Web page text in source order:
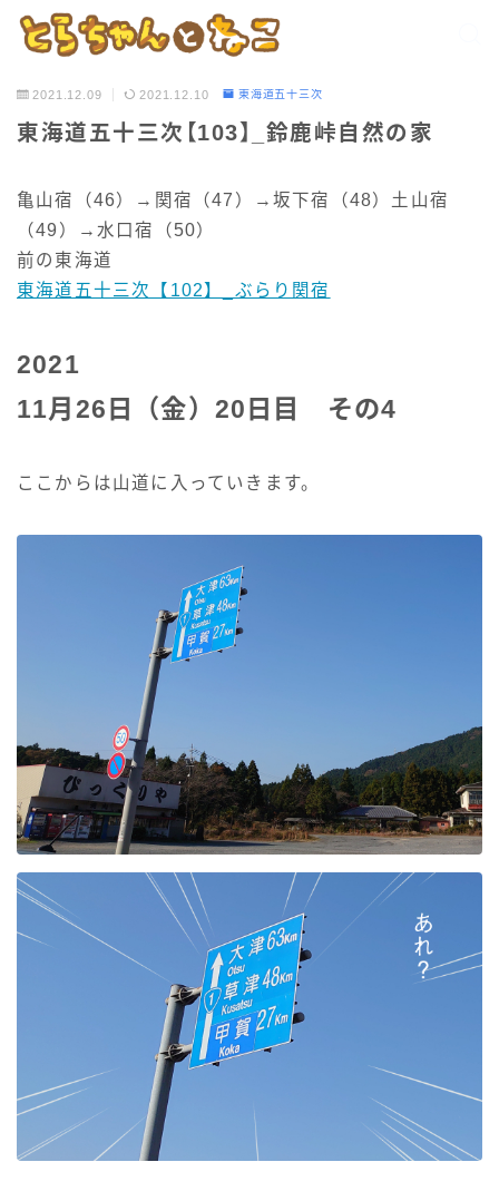
2021.12.09 2021.12.10 東海道五十三次
東海道五十三次【103】_鈴鹿峠自然の家
亀山宿（46）→関宿（47）→坂下宿（48）土山宿
（49）→水口宿（50）
前の東海道
東海道五十三次【102】_ぶらり関宿
2021
11月26日（金）20日目 その4
ここからは山道に入っていきます。